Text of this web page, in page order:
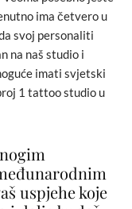
ima četvero u
svoj personaliti
na naš studio i
imati svjetski
1 tattoo studio u
uspjehe koje